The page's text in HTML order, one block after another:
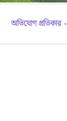
অভিযোগ প্রতিকার